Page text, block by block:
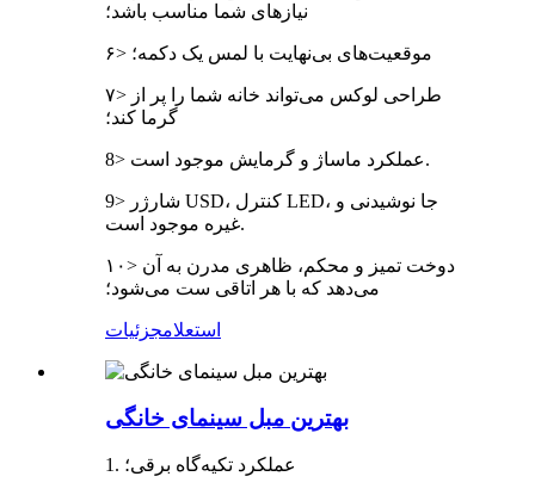
نیازهای شما مناسب باشد؛
۶> موقعیت‌های بی‌نهایت با لمس یک دکمه؛
۷> طراحی لوکس می‌تواند خانه شما را پر از
گرما کند؛
8> عملکرد ماساژ و گرمایش موجود است.
9> شارژر USD، کنترل LED، جا نوشیدنی و
غیره موجود است.
۱۰> دوخت تمیز و محکم، ظاهری مدرن به آن
می‌دهد که با هر اتاقی ست می‌شود؛
استعلامجزئیات
بهترین مبل سینمای خانگی
1. عملکرد تکیه‌گاه برقی؛